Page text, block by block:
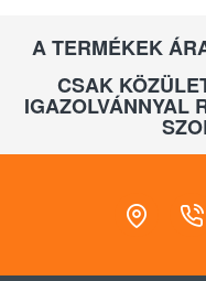
A TERMÉKEK
CSAK
IGAZOLVÁNNYAL